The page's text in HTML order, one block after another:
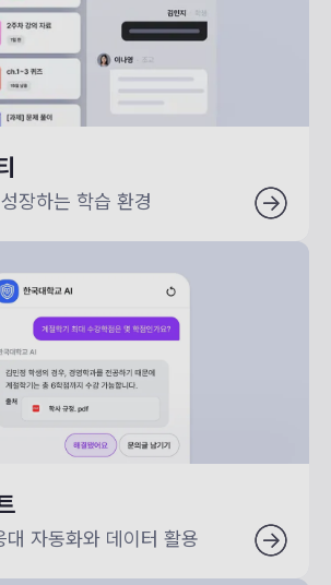
장하는 학습 환경
자동화와 데이터 활용